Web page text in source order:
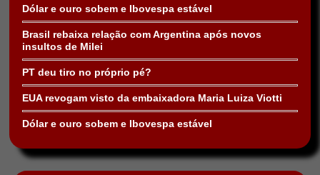
Dólar e ouro sobem e Ibovespa estável
Brasil rebaixa relação com Argentina após novos
insultos de Milei
PT deu tiro no próprio pé?
EUA revogam visto da embaixadora Maria Luiza Viotti
Dólar e ouro sobem e Ibovespa estável